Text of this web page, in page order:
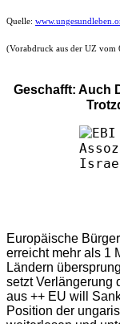
Quelle:
(Vorabdruck aus der UZ vom
Geschafft: Auch
Europäische
erreicht mehr als 1
Ländern
setzt Verlängerung
aus ++ EU will
Position der